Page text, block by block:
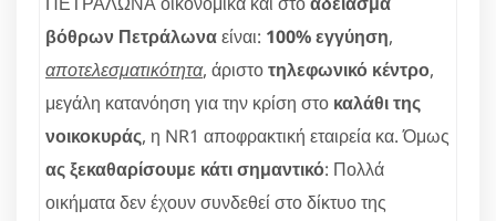
βόθρων Πετράλωναείναι: 100% εγγύηση,
αποτελεσματικότητα, άριστοτηλεφωνικό κέντρο,
μεγάλη κατανόηση για την κρίση στο καλάθι της
νοικοκυράς, η NR1 αποφρακτική εταιρεία κα. Όμως
ας ξεκαθαρίσουμε κάτι σημαντικό: Πολλά
οικήματα δεν έχουν συνδεθεί στο δίκτυο της